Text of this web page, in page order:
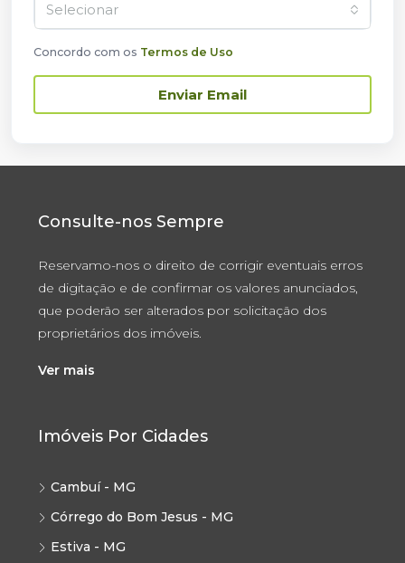
Selecionar
Concordo com os Termos de Uso
Enviar Email
Consulte-nos Sempre
Reservamo-nos o direito de corrigir eventuais erros
de digitação e de confirmar os valores anunciados,
que poderão ser alterados por solicitação dos
proprietários dos imóveis.
Ver mais
Imóveis Por Cidades
Cambuí - MG
Córrego do Bom Jesus - MG
Estiva - MG